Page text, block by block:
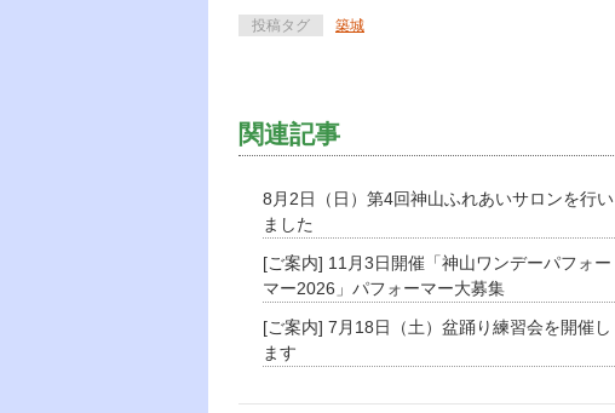
投稿タグ 築城
関連記事
8月2日（日）第4回神山ふれあいサロンを行い
ました
[ご案内] 11月3日開催「神山ワンデーパフォー
マー2026」パフォーマー大募集
[ご案内] 7月18日（土）盆踊り練習会を開催し
ます